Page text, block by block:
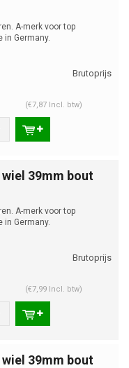
A-merk voor top
in Germany.
(€7,87 Incl. btw)
wiel 39mm bout
A-merk voor top
in Germany.
(€7,99 Incl. btw)
wiel 39mm bout